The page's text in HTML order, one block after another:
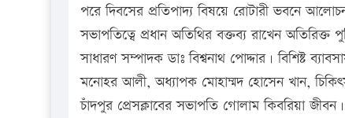
পরে দিবসের প্রতিপাদ্য বিষয়ে রোটারী ভবনে
সভাপতিত্বে প্রধান অতিথির বক্তব্য রাখেন
সাধারণ সম্পাদক ডাঃ বিশ্বনাথ পোদ্দার। বিশিষ্ট
মনোহর আলী, অধ্যাপক মোহাম্মদ হোসেন খান,
চাঁদপুর প্রেসক্লাবের সভাপতি গোলাম কিবরিয়া